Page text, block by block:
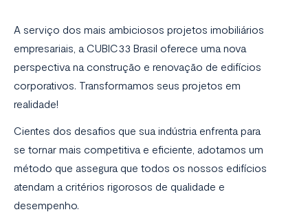
A serviço dos mais ambiciosos projetos imobiliários
empresariais, a CUBIC33 Brasil oferece uma nova
perspectiva na construção e renovação de edifícios
corporativos. Transformamos seus projetos em
realidade!
Cientes dos desafios que sua indústria enfrenta para
se tornar mais competitiva e eficiente, adotamos um
método que assegura que todos os nossos edifícios
atendam a critérios rigorosos de qualidade e
desempenho.